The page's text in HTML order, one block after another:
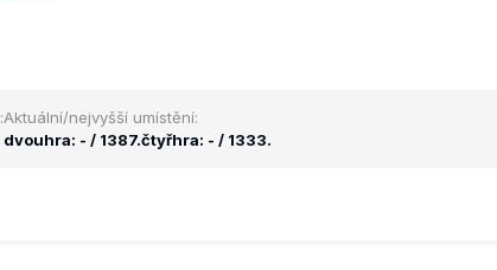
Aktuální/nejvyšší umístění:
dvouhra: - / 1387.čtyřhra: - / 1333.